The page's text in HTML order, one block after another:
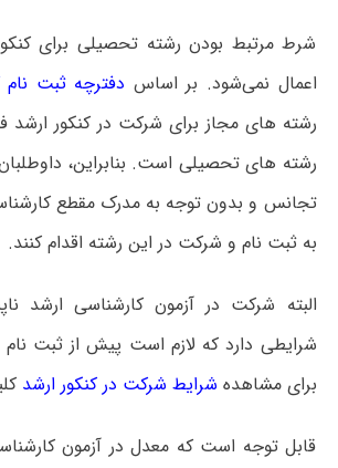
شرط مرتبط بودن رشته تحصیلی برای
اعمال نمی‌شود. بر اساس دفترچه ثبت نام
رشته های مجاز برای شرکت در کنکور ارشد
رشته های تحصیلی است‌. بنابراین،
تجانس و بدون توجه به مدرک مقطع
به ثبت نام و شرکت در این رشته اقدام کنند.
البته شرکت در آزمون کارشناسی ارشد
شرایطی دارد که لازم است پیش از ثبت نام
برای مشاهده شرایط شرکت در کنکور ارشد